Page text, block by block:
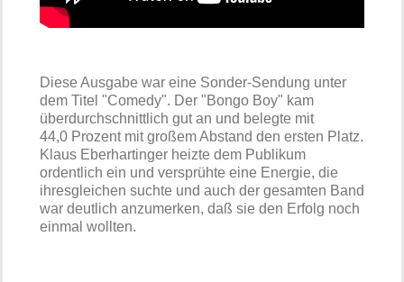
Diese Ausgabe war eine Sonder-Sendung unter
dem Titel "Comedy". Der "Bongo Boy" kam
überdurchschnittlich gut an und belegte mit
44,0 Prozent mit großem Abstand den ersten Platz.
Klaus Eberhartinger heizte dem Publikum
ordentlich ein und versprühte eine Energie, die
ihresgleichen suchte und auch der gesamten Band
war deutlich anzumerken, daß sie den Erfolg noch
einmal wollten.